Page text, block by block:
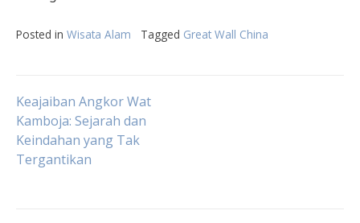
Posted in Wisata Alam Tagged Great Wall China
Post
navigation
Keajaiban Angkor Wat
Kamboja: Sejarah dan
Keindahan yang Tak
Tergantikan